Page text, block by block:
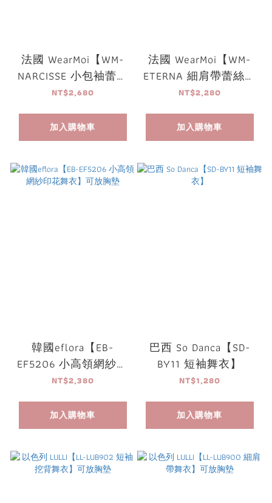
法國 WearMoi【WM-
NARCISSE 小包袖蕾絲
刺繡舞衣】可放胸墊
NT$2,680
加入購物車
法國 WearMoi【WM-
ETERNA 細肩帶蕾絲刺
繡舞衣】可放胸墊
NT$2,280
加入購物車
韓國eflora【EB-
EF5206 小高領網紗印
花舞衣】可放胸墊
NT$2,380
加入購物車
巴西 So Danca【SD-
BY11 短袖舞衣】
NT$1,280
加入購物車